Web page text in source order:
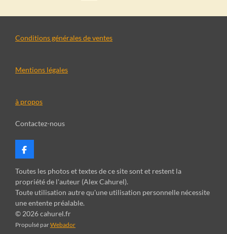
Conditions générales de ventes
Mentions légales
à propos
Contactez-nous
F
a
c
b
o
o
k
Toutes les photos et textes de ce site sont et restent la
propriété de l'auteur (Alex Cahurel).
Toute utilisation autre qu'une utilisation personnelle nécessite
une entente préalable.
© 2026 cahurel.fr
Propulsé parWebador